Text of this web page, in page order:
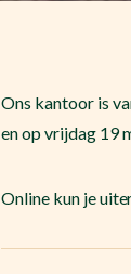
Ons kantoor is
en op vrijdag 19
Online kun je